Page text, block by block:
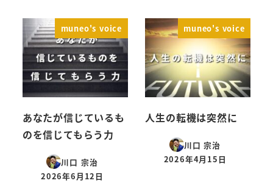
muneo's voice
あなたが信じているも
のを信じてもらう力
川口 宗治
投稿日
2026年6月12日
muneo's voice
人生の転機は突然に
川口 宗治
投稿日
2026年4月15日